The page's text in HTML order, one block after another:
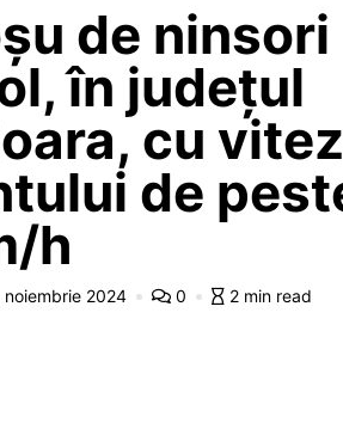
de ninsori
în județul
cu
de
h
noiembrie 2024 0 2 min read